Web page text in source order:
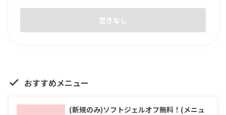
【ネイリスト5年目/JENC1級/JNA上級/ネイルサロン衛生
管理士/パラジェルゴールドライセンス保持】
空きなし
おすすめメニュー
(新規のみ)ソフトジェルオフ無料！(メニュ